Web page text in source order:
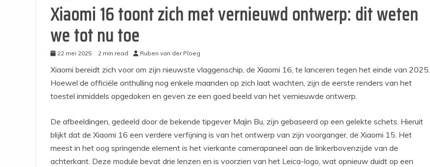
Xiaomi 16 toont zich met vernieuwd ontwerp: dit weten
we tot nu toe
22 mei 2025 2 min read Ruben van der Ploeg
Xiaomi bereidt zich voor om zijn nieuwste vlaggenschip, de Xiaomi 16, te lanceren tegen het einde van 2025.
Hoewel de officiële onthulling nog enkele maanden op zich laat wachten, zijn de eerste renders van het
toestel inmiddels opgedoken en geven ze een goed beeld van het vernieuwde ontwerp.
De afbeeldingen, gedeeld door de bekende tipgever Majin Bu, zijn gebaseerd op een gelekte schets. Hieruit
blijkt dat de Xiaomi 16 een verdere verfijning is van het ontwerp van zijn voorganger, de Xiaomi 15. Het
meest in het oog springende element is het vierkante camerapaneel aan de linkerbovenzijde van de
achterkant. Deze module bevat drie lenzen en is voorzien van het Leica-logo, wat opnieuw duidt op een